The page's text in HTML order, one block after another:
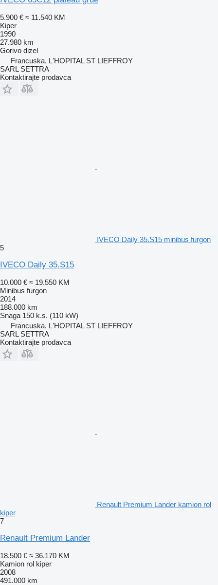
5.900 € ≈ 11.540 KM
Kiper
1990
27.980 km
Gorivo dizel
Francuska, L'HOPITAL ST LIEFFROY
SARL SETTRA
Kontaktirajte prodavca
IVECO Daily 35.S15 minibus furgon
5
IVECO Daily 35.S15
10.000 € ≈ 19.550 KM
Minibus furgon
2014
188.000 km
Snaga 150 k.s. (110 kW)
Francuska, L'HOPITAL ST LIEFFROY
SARL SETTRA
Kontaktirajte prodavca
Renault Premium Lander kamion rol
kiper
7
Renault Premium Lander
18.500 € ≈ 36.170 KM
Kamion rol kiper
2008
491.000 km